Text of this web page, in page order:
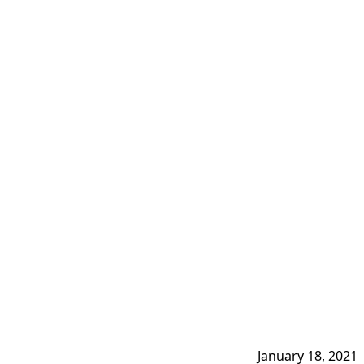
January 18, 2021